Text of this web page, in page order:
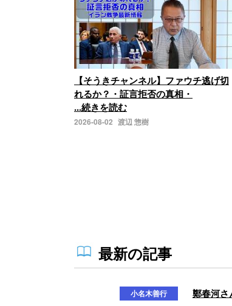
【そうきチャンネル】ファウチ逃げ切
れるか？・証言拒否の真相・
...続きを読む
2026-08-02 渡辺 惣樹
最新の記事